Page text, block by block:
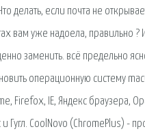
делать, если почта не
вам уже надоела, правильно
заменить. всё предельно
операционную систему
Firefox, IE, Яндекс браузера,
Гугл. CoolNovo (ChromePlus) -